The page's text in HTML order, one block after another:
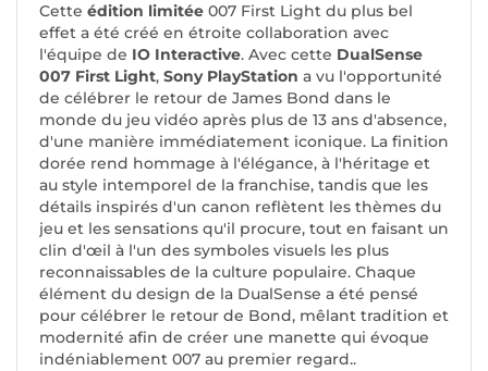
Cette édition limitée 007 First Light du plus bel
effet a été créé en étroite collaboration avec
l'équipe de IO Interactive. Avec cette DualSense
007 First Light, Sony PlayStation a vu l'opportunité
de célébrer le retour de James Bond dans le
monde du jeu vidéo après plus de 13 ans d'absence,
d'une manière immédiatement iconique. La finition
dorée rend hommage à l'élégance, à l'héritage et
au style intemporel de la franchise, tandis que les
détails inspirés d'un canon reflètent les thèmes du
jeu et les sensations qu'il procure, tout en faisant un
clin d'œil à l'un des symboles visuels les plus
reconnaissables de la culture populaire. Chaque
élément du design de la DualSense a été pensé
pour célébrer le retour de Bond, mêlant tradition et
modernité afin de créer une manette qui évoque
indéniablement 007 au premier regard..